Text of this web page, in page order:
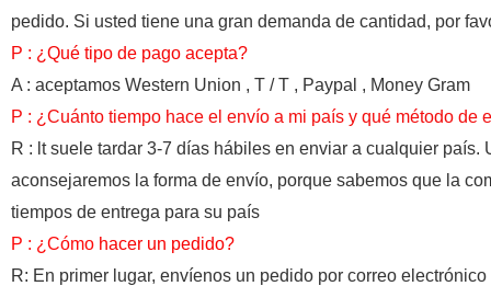
pedido. Si usted tiene una gran demanda de cantidad, por
P : ¿Qué tipo de pago acepta?
A : aceptamos Western Union , T / T , Paypal , Money Gram
P : ¿Cuánto tiempo hace el envío a mi país y qué método de
R : lt suele tardar 3-7 días hábiles en enviar a cualquier
aconsejaremos la forma de envío, porque sabemos que la
tiempos de entrega para su país
P : ¿Cómohacer un pedido?
R: En primer lugar, envíenos un pedido por correo